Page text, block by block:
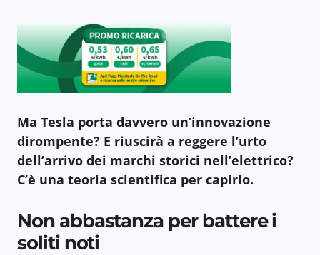
Ma Tesla porta davvero un’innovazione
dirompente? E riuscirà a reggere l’urto
dell’arrivo dei marchi storici nell’elettrico?
C’è una teoria scientifica per capirlo.
Non abbastanza per battere i
soliti noti